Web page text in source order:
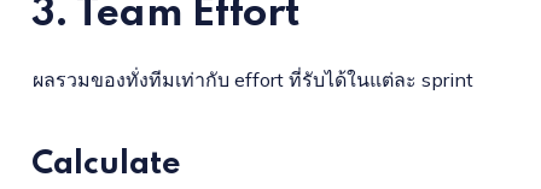
3. Team Effort
ผลรวมของทั่งทีมเท่ากับ effort ที่รับได้ในแต่ละ sprint
Calculate